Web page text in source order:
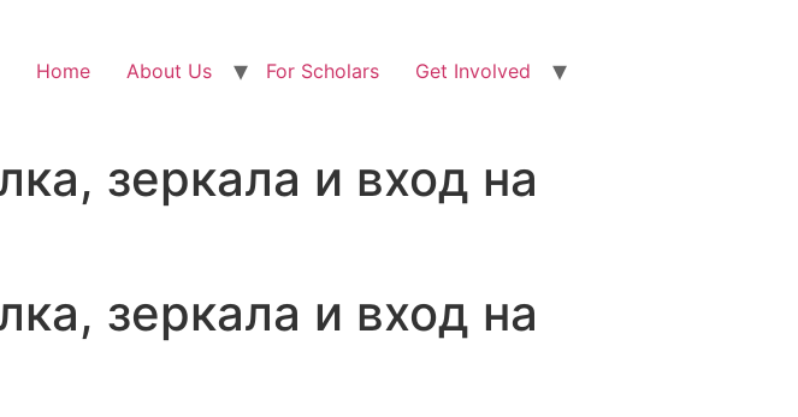
Home About Us For Scholars Get Involved
зеркала и вход на
зеркала и вход на